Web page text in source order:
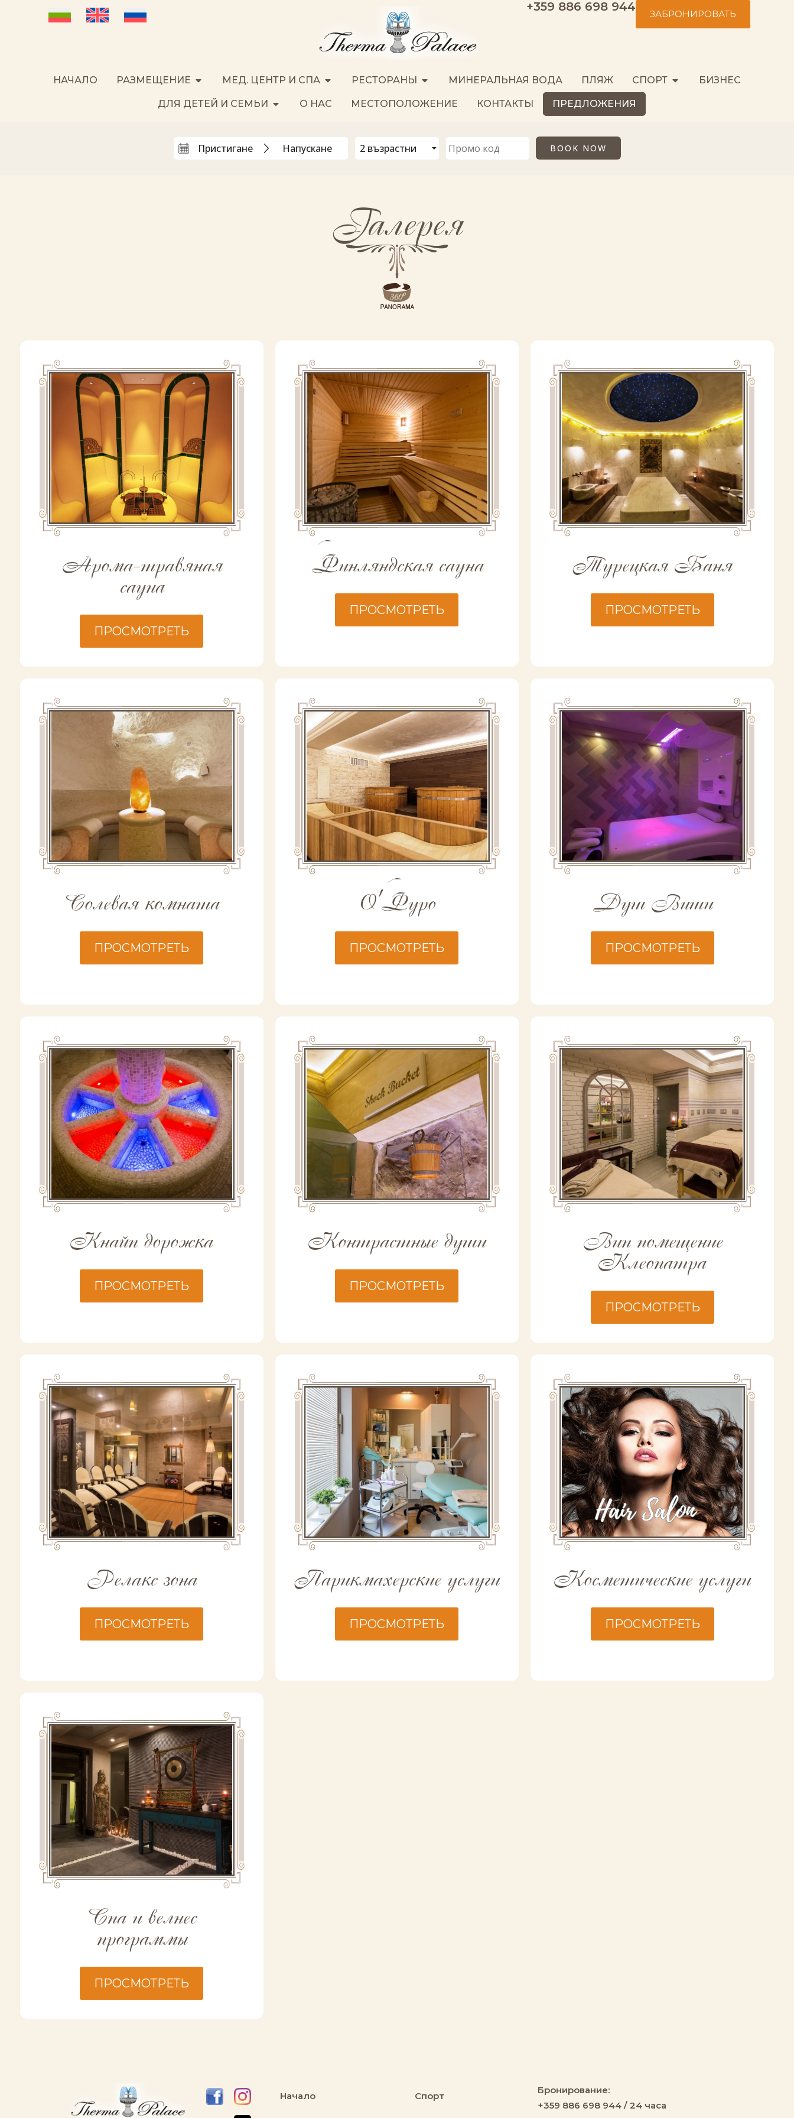
+359 886 698 944
ЗАБРОНИРОВАТЬ
НАЧАЛО РАЗМЕЩЕНИЕ МЕД. ЦЕНТР И СПА РЕСТОРАНЫ МИНЕРАЛЬНАЯ ВОДА ПЛЯЖ СПОРТ БИЗНЕС
ДЛЯ ДЕТЕЙ И СЕМЬИ О НАС МЕСТОПОЛОЖЕНИЕ КОНТАКТЫ ПРЕДЛОЖЕНИЯ
Галерея
Арома-травяная
сауна
ПРОСМОТРЕТЬ
Финляндская сауна
ПРОСМОТРЕТЬ
Турецкая Баня
ПРОСМОТРЕТЬ
Солевая комната
ПРОСМОТРЕТЬ
О'Фуро
ПРОСМОТРЕТЬ
Душ Виши
ПРОСМОТРЕТЬ
Кнайп дорожка
ПРОСМОТРЕТЬ
Контрастные души
ПРОСМОТРЕТЬ
Вип помещение
Клеопатра
ПРОСМОТРЕТЬ
Релакс зона
ПРОСМОТРЕТЬ
Парикмахерские услуги
ПРОСМОТРЕТЬ
Косметические услуги
ПРОСМОТРЕТЬ
Спа и велнес
программы
ПРОСМОТРЕТЬ
Начало Спорт
Бронирование:
+359 886 698 944 / 24 часа